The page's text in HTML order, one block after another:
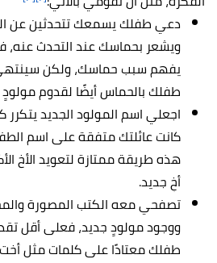
دعي طفلك يسمعك تتحدثين عن
ويشعر بحماسك عند التحدث عنه،
يفهم سبب حماسك، ولكن
طفلك بالحماس أيضًا لقدوم
اجعلي اسم المولود الجديد يتكرر
كانت عائلتك متفقة على اسم
هذه طريقة ممتازة لتعويد الأخ
أخٍ جديد.
تصفحي معه الكتب المصورة
ووجود مولودٍ جديد، فعلى أقل
طفلك معتادًا على كلمات مثل